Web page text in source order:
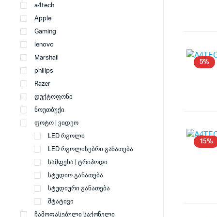
5%
15%
a4tech
Apple
Gaming
lenovo
Marshall
philips
Razer
დუქტოფონი
ნოუთბუქი
ფოტო | ვიდეო
LED რგოლი
LED რგოლისებრი განათება
სამფეხა | ტრიპოდი
სტუდიო განათება
სტუდიური განათება
შტატივი
ჩამოფასებული საქონელი